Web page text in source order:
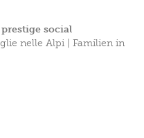
social
nelle Alpi | Familien in